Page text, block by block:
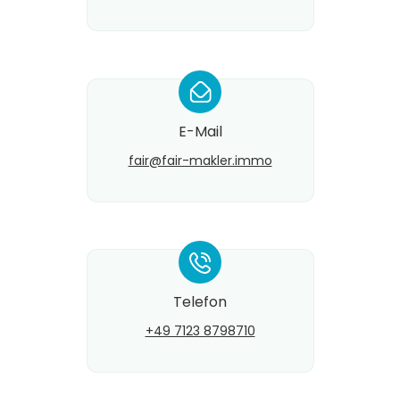
*
E-Mail
fair@​fair-makler.immo
*
Telefon
+49 7123 8798710